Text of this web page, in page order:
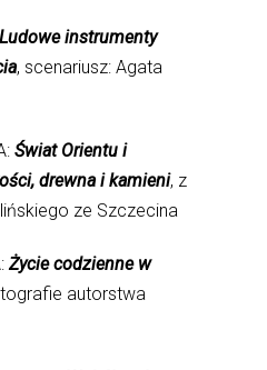
Ludowe instrumenty
, scenariusz: Agata
Świat Orientu i
drewna i kamieni, z
ze Szczecina
Życie codzienne w
autorstwa